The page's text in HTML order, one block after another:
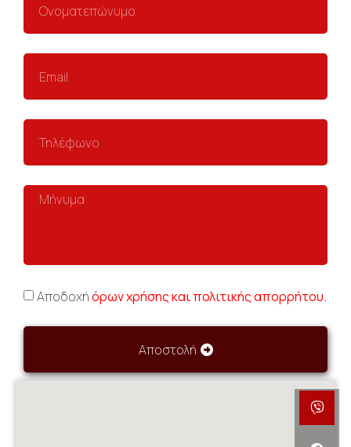
Αποδοχήόρων χρήσης και πολιτικής απορρήτου.
Αποστολή